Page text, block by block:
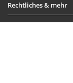
Rechtliches & mehr
Impressum